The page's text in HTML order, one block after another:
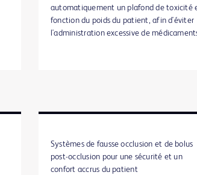
automatiquement un plafond de toxicité
fonction du poids du patient, afin d'éviter
l'administration excessive de
Systèmes de fausse occlusion et de bolus
post-occlusion pour une sécurité et un
confort accrus du patient